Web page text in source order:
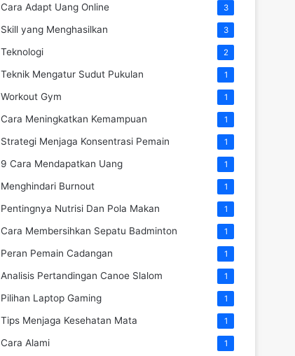
Cara Adapt Uang Online 3
Skill yang Menghasilkan 3
Teknologi 2
Teknik Mengatur Sudut Pukulan 1
Workout Gym 1
Cara Meningkatkan Kemampuan 1
Strategi Menjaga Konsentrasi Pemain 1
9 Cara Mendapatkan Uang 1
Menghindari Burnout 1
Pentingnya Nutrisi Dan Pola Makan 1
Cara Membersihkan Sepatu Badminton 1
Peran Pemain Cadangan 1
Analisis Pertandingan Canoe Slalom 1
Pilihan Laptop Gaming 1
Tips Menjaga Kesehatan Mata 1
Cara Alami 1